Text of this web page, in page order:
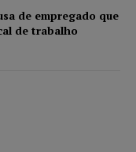
de empregado que
de trabalho